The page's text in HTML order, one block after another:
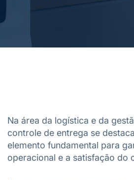
Na área da logística e da
controle de entrega se
elemento fundamental para
operacional e a satisfação do